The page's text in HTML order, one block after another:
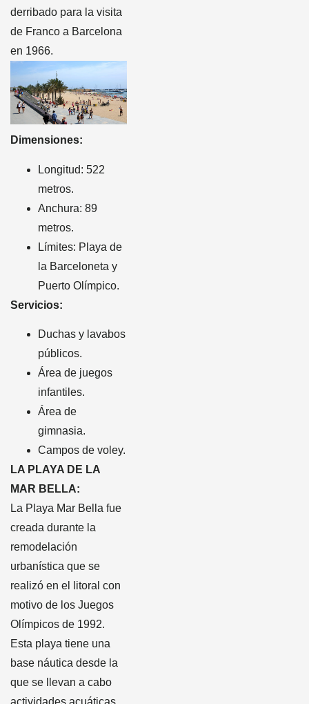
derribado para la visita
de Franco a Barcelona
en 1966.
Dimensiones:
Longitud: 522
metros.
Anchura: 89
metros.
Límites: Playa de
la Barceloneta y
Puerto Olímpico.
Servicios:
Duchas y lavabos
públicos.
Área de juegos
infantiles.
Área de
gimnasia.
Campos de voley.
LA PLAYA DE LA
MAR BELLA:
La Playa Mar Bella fue
creada durante la
remodelación
urbanística que se
realizó en el litoral con
motivo de los Juegos
Olímpicos de 1992.
Esta playa tiene una
base náutica desde la
que se llevan a cabo